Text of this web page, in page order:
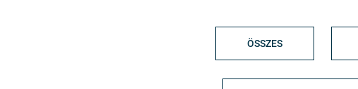
ÖSSZES